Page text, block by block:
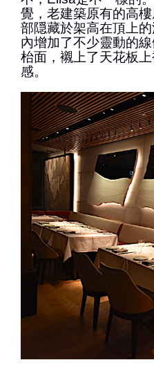
覺，老建築原有的高
部隠藏於架高在頂上
內增加了不少靈動的
枱面，襯上了天花板
感。